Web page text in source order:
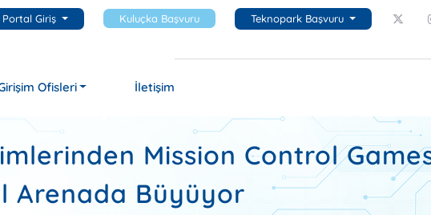
Portal Giriş Kuluçka Başvuru
Teknopark Başvuru
Ofisleri İletişim
Mission Control
Arenada Büyüyor